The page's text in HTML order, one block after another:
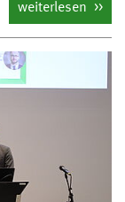
weiterlesen